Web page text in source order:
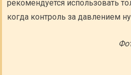
рекомендуется использовать
когда контроль за давлением